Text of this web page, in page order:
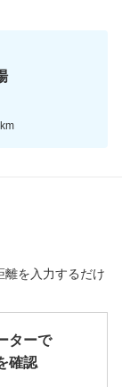
離を入力するだけ
ターで
確認